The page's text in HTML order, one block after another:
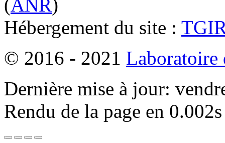
(ANR)
Hébergement du site :
© 2016 - 2021 Laboratoire
Dernière mise à jour:
Rendu de la page en 0.002s